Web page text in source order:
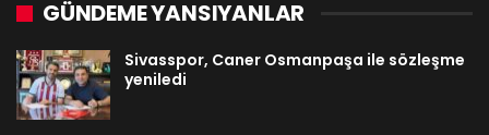
GÜNDEME YANSIYANLAR
Sivasspor, Caner Osmanpaşa ile sözleşme
yeniledi